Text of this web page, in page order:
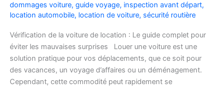
dommages voiture, guide voyage, inspection avant départ,
location automobile, location de voiture, sécurité routière
Vérification de la voiture de location : Le guide complet pour
éviter les mauvaises surprises Louer une voiture est une
solution pratique pour vos déplacements, que ce soit pour
des vacances, un voyage d’affaires ou un déménagement.
Cependant, cette commodité peut rapidement se